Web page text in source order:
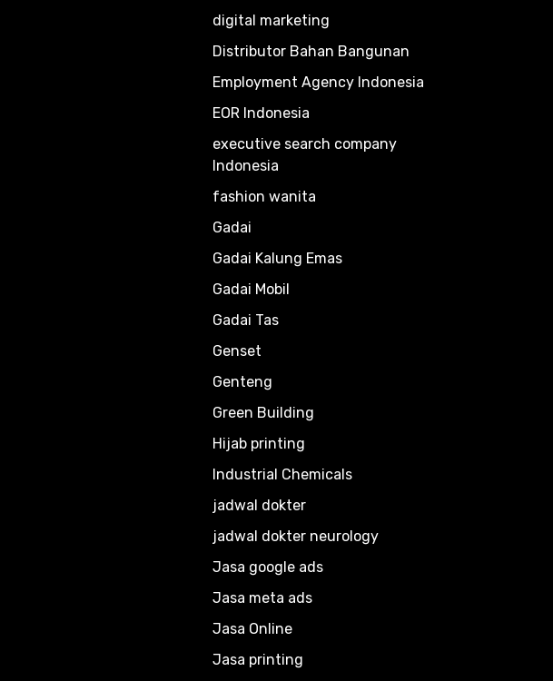
digital marketing
Distributor Bahan Bangunan
Employment Agency Indonesia
EOR Indonesia
executive search company
Indonesia
fashion wanita
Gadai
Gadai Kalung Emas
Gadai Mobil
Gadai Tas
Genset
Genteng
Green Building
Hijab printing
Industrial Chemicals
jadwal dokter
jadwal dokter neurology
Jasa google ads
Jasa meta ads
Jasa Online
Jasa printing